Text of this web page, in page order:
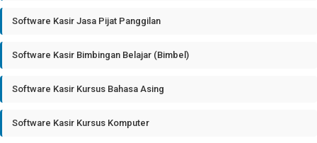
Software Kasir Jasa Pijat Panggilan
Software Kasir Bimbingan Belajar (Bimbel)
Software Kasir Kursus Bahasa Asing
Software Kasir Kursus Komputer